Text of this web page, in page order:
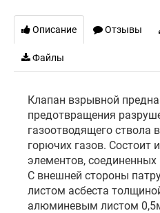
Описание Отзывы
Файлы
Клапан взрывной
предотвращения
газоотводящего ствола
горючих газов. Состоит
элементов, соединенных
C внешней стороны
листом асбеста
алюминевым листом